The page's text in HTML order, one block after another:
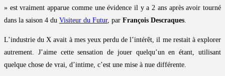
» est vraiment apparue comme une évidence il y a 2 ans après avoir tourné
dans la saison 4 du Visiteur du Futur, par François Descraques.
L’industrie du X avait à mes yeux perdu de l’intérêt, il me restait à explorer
autrement. J’aime cette sensation de jouer quelqu’un en étant, utilisant
quelque chose de vrai, d’intime, c’est une mise à nue différente.